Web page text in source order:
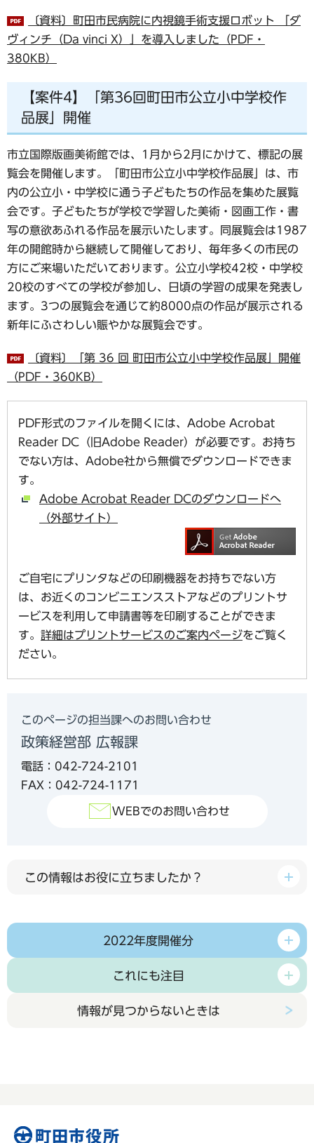
〔資料〕町田市民病院に内視鏡手術支援ロボット 「ダ
ヴィンチ（Da vinci X）」を導入しました（PDF・
380KB）
【案件4】「第36回町田市公立小中学校作
品展」開催
市立国際版画美術館では、1月から2月にかけて、標記の展
覧会を開催します。「町田市公立小中学校作品展」は、市
内の公立小・中学校に通う子どもたちの作品を集めた展覧
会です。子どもたちが学校で学習した美術・図画工作・書
写の意欲あふれる作品を展示いたします。同展覧会は1987
年の開館時から継続して開催しており、毎年多くの市民の
方にご来場いただいております。公立小学校42校・中学校
20校のすべての学校が参加し、日頃の学習の成果を発表し
ます。3つの展覧会を通じて約8000点の作品が展示される
新年にふさわしい賑やかな展覧会です。
〔資料〕「第 36 回 町田市公立小中学校作品展」開催
（PDF・360KB）
PDF形式のファイルを開くには、Adobe Acrobat
Reader DC（旧Adobe Reader）が必要です。お持ち
でない方は、Adobe社から無償でダウンロードできま
す。
Adobe Acrobat Reader DCのダウンロードへ
（外部サイト）
ご自宅にプリンタなどの印刷機器をお持ちでない方
は、お近くのコンビニエンスストアなどのプリントサ
ービスを利用して申請書等を印刷することができま
す。 詳細はプリントサービスのご案内ページをご覧く
ださい。
このページの担当課へのお問い合わせ
政策経営部 広報課
電話：042-724-2101
FAX：042-724-1171
WEBでのお問い合わせ
この情報はお役に立ちましたか？
2022年度開催分
これにも注目
情報が見つからないときは